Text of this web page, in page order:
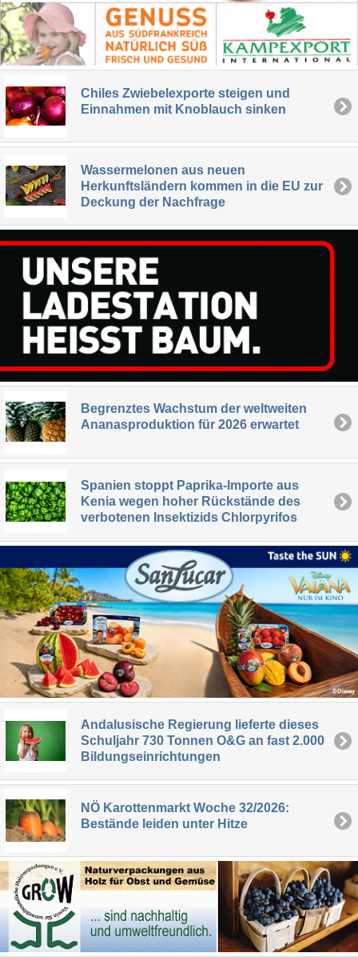
Chiles Zwiebelexporte steigen und
Einnahmen mit Knoblauch sinken
Wassermelonen aus neuen
Herkunftsländern kommen in die EU zur
Deckung der Nachfrage
Begrenztes Wachstum der weltweiten
Ananasproduktion für 2026 erwartet
Spanien stoppt Paprika-Importe aus
Kenia wegen hoher Rückstände des
verbotenen Insektizids Chlorpyrifos
Andalusische Regierung lieferte dieses
Schuljahr 730 Tonnen O&G an fast 2.000
Bildungseinrichtungen
NÖ Karottenmarkt Woche 32/2026:
Bestände leiden unter Hitze